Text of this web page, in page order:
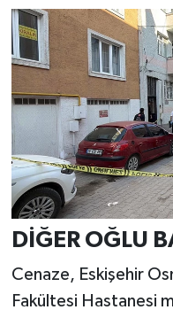
DİĞER OĞLU
Cenaze, Eskişehir
Fakültesi Hastanesi